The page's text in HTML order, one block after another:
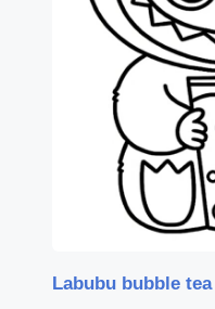
Labubu bubble tea